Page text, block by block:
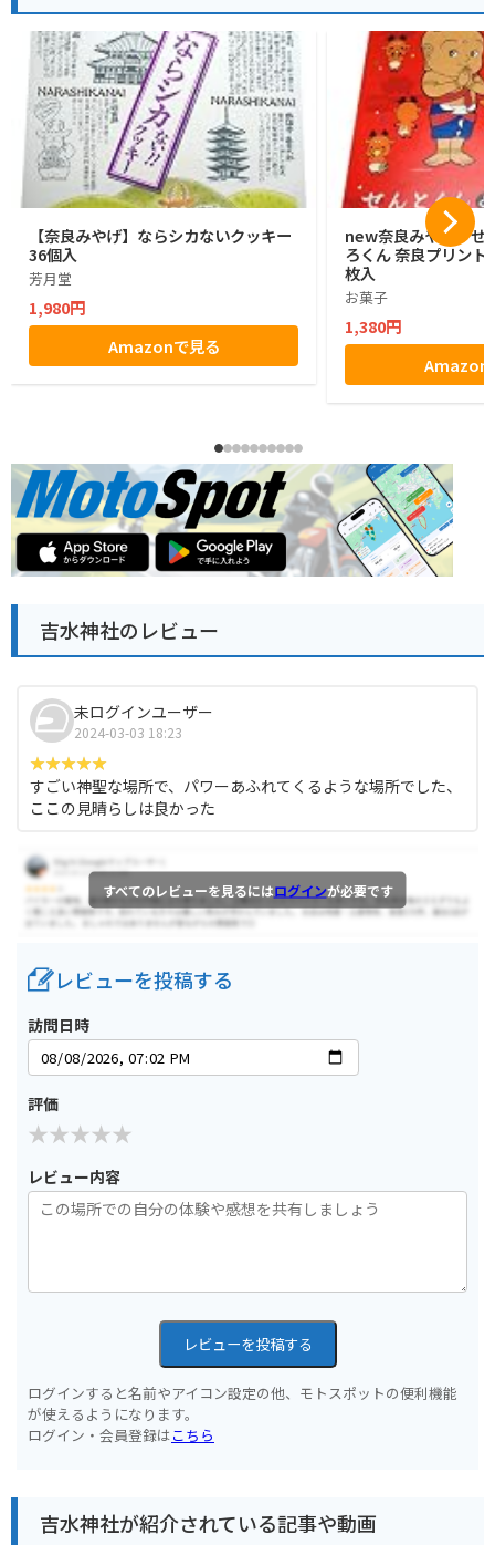
【奈良みやげ】ならシカないクッキー
36個入
芳月堂
1,980円
Amazonで見る
new奈良みやげ せ
ろくん 奈良プリン
枚入
お菓子
1,380円
Amazon
吉水神社のレビュー
未ログインユーザー
2024-03-03 18:23
すごい神聖な場所で、パワーあふれてくるような場所でした、
ここの見晴らしは良かった
すべてのレビューを見るにはログインが必要です
レビューを投稿する
訪問日時
評価
レビュー内容
レビューを投稿する
ログインすると名前やアイコン設定の他、モトスポットの便利機能
が使えるようになります。
ログイン・会員登録はこちら
吉水神社が紹介されている記事や動画